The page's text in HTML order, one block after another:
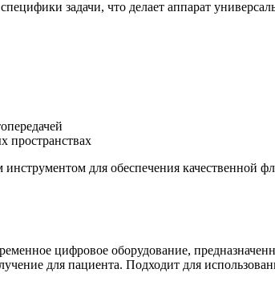
задачи, что делает аппарат
пространствах
для обеспечения качественной
цифровое оборудование,
для пациента. Подходит для